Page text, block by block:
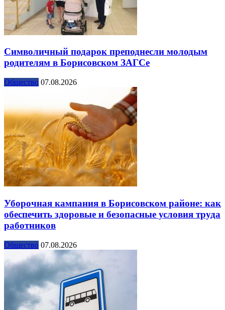
Символичный подарок преподнесли молодым
родителям в Борисовском ЗАГСе
Общество 07.08.2026
Уборочная кампания в Борисовском районе: как
обеспечить здоровые и безопасные условия труда
работников
Общество 07.08.2026